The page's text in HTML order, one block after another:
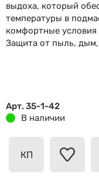
выдоха, который
температуры в
комфортные условия
Защита от пыль, дым,
Арт. 35-1-42
В наличии
КП